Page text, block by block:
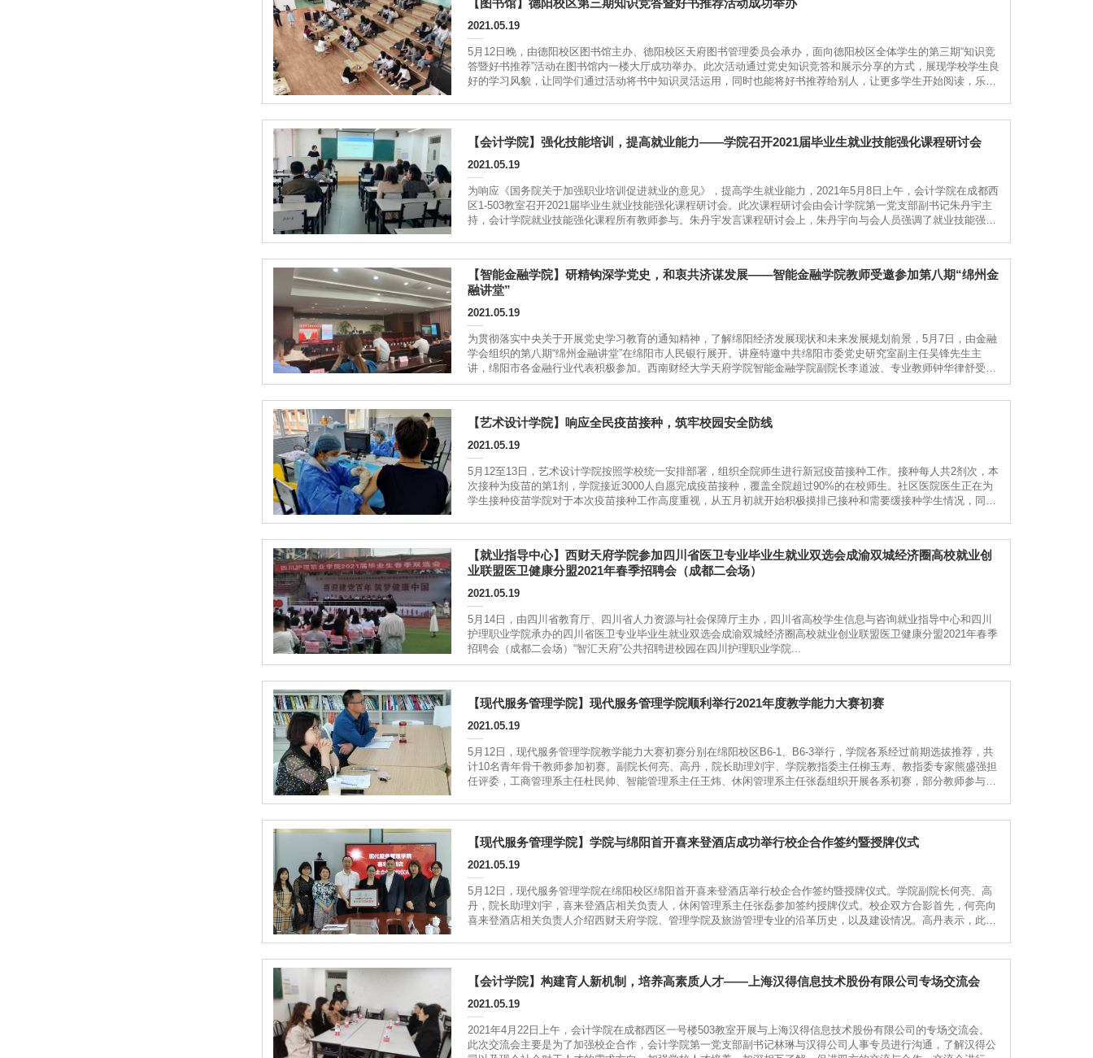
【图书馆】德阳校区第三期知识竞答暨好书推荐活动成功举办
2021.05.19
5月12日晚，由德阳校区图书馆主办、德阳校区天府图书管理委员会承办，面向德阳校区全体学生的第三期“知识竞
答暨好书推荐”活动在图书馆内一楼大厅成功举办。此次活动通过党史知识竞答和展示分享的方式，展现学校学生良
好的学习风貌，让同学们通过活动将书中知识灵活运用，同时也能将好书推荐给别人，让更多学生开始阅读，乐于
【会计学院】强化技能培训，提高就业能力——学院召开2021届毕业生就业技能强化课程研讨会
2021.05.19
为响应《国务院关于加强职业培训促进就业的意见》，提高学生就业能力，2021年5月8日上午，会计学院在成都西
区1-503教室召开2021届毕业生就业技能强化课程研讨会。此次课程研讨会由会计学院第一党支部副书记朱丹宇主
持，会计学院就业技能强化课程所有教师参与。朱丹宇发言课程研讨会上，朱丹宇向与会人员强调了就业技能强化
【智能金融学院】研精钩深学党史，和衷共济谋发展——智能金融学院教师受邀参加第八期“绵州金
融讲堂”
2021.05.19
为贯彻落实中央关于开展党史学习教育的通知精神，了解绵阳经济发展现状和未来发展规划前景，5月7日，由金融
学会组织的第八期“绵州金融讲堂”在绵阳市人民银行展开。讲座特邀中共绵阳市委党史研究室副主任吴锋先生主
讲，绵阳市各金融行业代表积极参加。西南财经大学天府学院智能金融学院副院长李道波、专业教师钟华律舒受
邀...
【艺术设计学院】响应全民疫苗接种，筑牢校园安全防线
2021.05.19
5月12至13日，艺术设计学院按照学校统一安排部署，组织全院师生进行新冠疫苗接种工作。接种每人共2剂次，本
次接种为疫苗的第1剂，学院接近3000人自愿完成疫苗接种，覆盖全院超过90%的在校师生。社区医院医生正在为
学生接种疫苗学院对于本次疫苗接种工作高度重视，从五月初就开始积极摸排已接种和需要缓接种学生情况，同时
【就业指导中心】西财天府学院参加四川省医卫专业毕业生就业双选会成渝双城经济圈高校就业创
业联盟医卫健康分盟2021年春季招聘会（成都二会场）
2021.05.19
5月14日，由四川省教育厅、四川省人力资源与社会保障厅主办，四川省高校学生信息与咨询就业指导中心和四川
护理职业学院承办的四川省医卫专业毕业生就业双选会成渝双城经济圈高校就业创业联盟医卫健康分盟2021年春季
招聘会（成都二会场）“智汇天府”公共招聘进校园在四川护理职业学院...
【现代服务管理学院】现代服务管理学院顺利举行2021年度教学能力大赛初赛
2021.05.19
5月12日，现代服务管理学院教学能力大赛初赛分别在绵阳校区B6-1、B6-3举行，学院各系经过前期选拔推荐，共
计10名青年骨干教师参加初赛。副院长何亮、高丹，院长助理刘宇、学院教指委主任柳玉寿、教指委专家熊盛强担
任评委，工商管理系主任杜民帅、智能管理系主任王炜、休闲管理系主任张磊组织开展各系初赛，部分教师参与观
【现代服务管理学院】学院与绵阳首开喜来登酒店成功举行校企合作签约暨授牌仪式
2021.05.19
5月12日，现代服务管理学院在绵阳校区绵阳首开喜来登酒店举行校企合作签约暨授牌仪式。学院副院长何亮、高
丹，院长助理刘宇，喜来登酒店相关负责人，休闲管理系主任张磊参加签约授牌仪式。校企双方合影首先，何亮向
喜来登酒店相关负责人介绍西财天府学院、管理学院及旅游管理专业的沿革历史，以及建设情况。高丹表示，此次
【会计学院】构建育人新机制，培养高素质人才——上海汉得信息技术股份有限公司专场交流会
2021.05.19
2021年4月22日上午，会计学院在成都西区一号楼503教室开展与上海汉得信息技术股份有限公司的专场交流会。
此次交流会主要是为了加强校企合作，会计学院第一党支部副书记林琳与汉得公司人事专员进行沟通，了解汉得公